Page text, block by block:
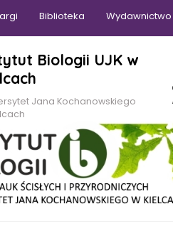
Biblioteka Wydawnictwo
Biologii UJK w
Jana Kochanowskiego